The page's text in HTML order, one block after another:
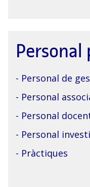
Personal
- Personal de
- Personal
- Personal
- Personal
- Pràctiques